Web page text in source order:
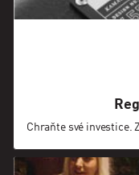
Chraňte své investice.